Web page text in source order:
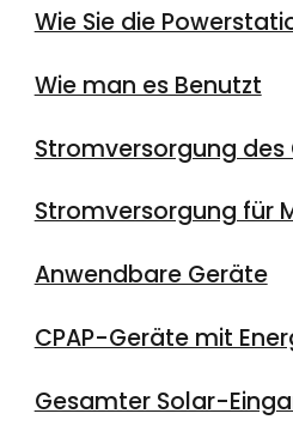
Wie Sie die
Wie man es Benutzt
Stromversorgung des
Stromversorgung für
Anwendbare Geräte
CPAP-Geräte mit
Gesamter Solar-